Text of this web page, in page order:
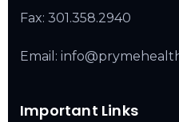
Fax: 301.358.2940
Email:
Important Links